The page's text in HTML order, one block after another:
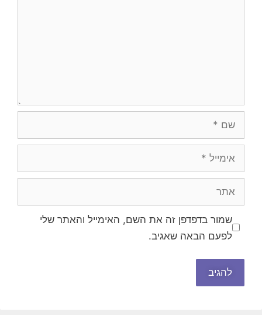
שמור בדפדפן זה את השם, האימייל והאתר שלי
לפעם הבאה שאגיב.